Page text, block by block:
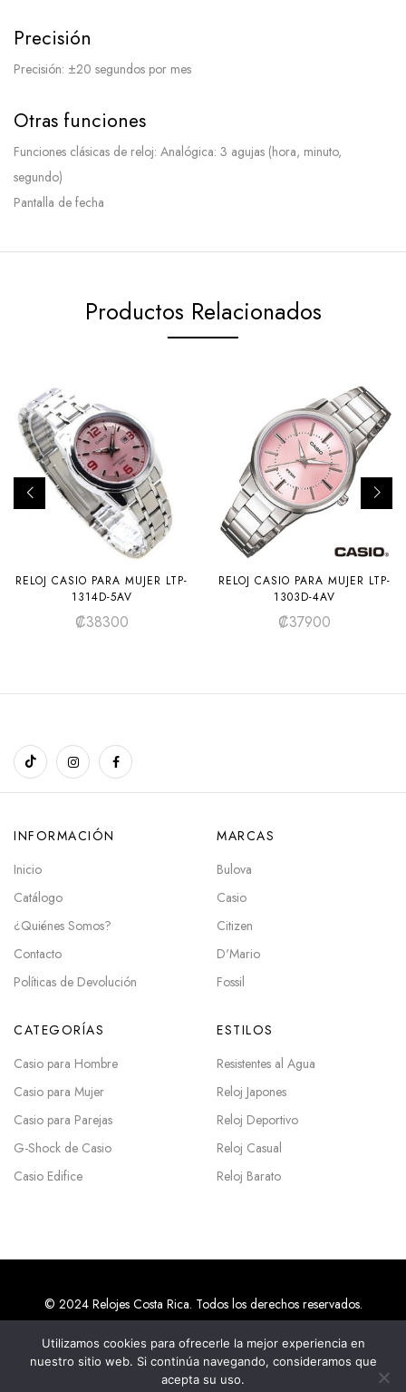
Precisión
Precisión: ±20 segundos por mes
Otras funciones
Funciones clásicas de reloj: Analógica: 3 agujas (hora, minuto,
segundo)
Pantalla de fecha
Productos Relacionados
RELOJ CASIO PARA MUJER LTP-
1314D-5AV
₡38300
RELOJ CASIO PARA MUJER LTP-
1303D-4AV
₡37900
INFORMACIÓN
Inicio
Catálogo
¿Quiénes Somos?
Contacto
Políticas de Devolución
MARCAS
Bulova
Casio
Citizen
D'Mario
Fossil
CATEGORÍAS
Casio para Hombre
Casio para Mujer
Casio para Parejas
G-Shock de Casio
Casio Edifice
ESTILOS
Resistentes al Agua
Reloj Japones
Reloj Deportivo
Reloj Casual
Reloj Barato
© 2024 Relojes Costa Rica. Todos los derechos reservados.
Agencias SEO en Costa Rica
Utilizamos cookies para ofrecerle la mejor experiencia en
nuestro sitio web. Si continúa navegando, consideramos que
acepta su uso.